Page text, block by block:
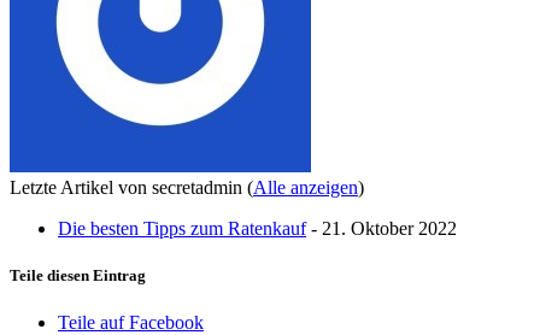
Letzte Artikel von secretadmin (Alle anzeigen)
Die besten Tipps zum Ratenkauf- 21. Oktober 2022
Teile diesen Eintrag
Teile auf Facebook